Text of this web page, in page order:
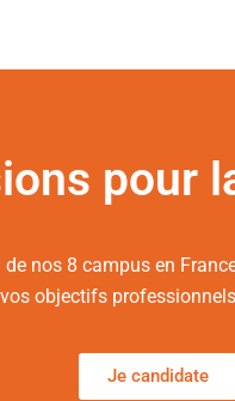
pour
nos 8 campus en
objectifs
Je candidate